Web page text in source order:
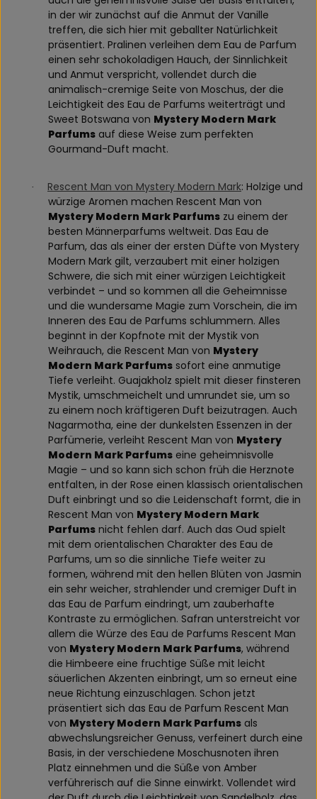
in der wir zunächst auf die Anmut der Vanille
treffen, die sich hier mit geballter Natürlichkeit
präsentiert. Pralinen verleihen dem Eau de Parfum
einen sehr schokoladigen Hauch, der Sinnlichkeit
und Anmut verspricht, vollendet durch die
animalisch-cremige Seite von Moschus, der die
Leichtigkeit des Eau de Parfums weiterträgt und
Sweet Botswana von Mystery Modern Mark
Parfums auf diese Weise zum perfekten
Gourmand-Duft macht.
· Rescent Man von Mystery Modern Mark: Holzige und
würzige Aromen machen Rescent Man von
Mystery Modern Mark Parfums zu einem der
besten Männerparfums weltweit. Das Eau de
Parfum, das als einer der ersten Düfte von Mystery
Modern Mark gilt, verzaubert mit einer holzigen
Schwere, die sich mit einer würzigen Leichtigkeit
verbindet – und so kommen all die Geheimnisse
und die wundersame Magie zum Vorschein, die im
Inneren des Eau de Parfums schlummern. Alles
beginnt in der Kopfnote mit der Mystik von
Weihrauch, die Rescent Man von Mystery
Modern Mark Parfums sofort eine anmutige
Tiefe verleiht. Guajakholz spielt mit dieser finsteren
Mystik, umschmeichelt und umrundet sie, um so
zu einem noch kräftigeren Duft beizutragen. Auch
Nagarmotha, eine der dunkelsten Essenzen in der
Parfümerie, verleiht Rescent Man von Mystery
Modern Mark Parfums eine geheimnisvolle
Magie – und so kann sich schon früh die Herznote
entfalten, in der Rose einen klassisch orientalischen
Duft einbringt und so die Leidenschaft formt, die in
Rescent Man von Mystery Modern Mark
Parfums nicht fehlen darf. Auch das Oud spielt
mit dem orientalischen Charakter des Eau de
Parfums, um so die sinnliche Tiefe weiter zu
formen, während mit den hellen Blüten von Jasmin
ein sehr weicher, strahlender und cremiger Duft in
das Eau de Parfum eindringt, um zauberhafte
Kontraste zu ermöglichen. Safran unterstreicht vor
allem die Würze des Eau de Parfums Rescent Man
von Mystery Modern Mark Parfums, während
die Himbeere eine fruchtige Süße mit leicht
säuerlichen Akzenten einbringt, um so erneut eine
neue Richtung einzuschlagen. Schon jetzt
präsentiert sich das Eau de Parfum Rescent Man
von Mystery Modern Mark Parfums als
abwechslungsreicher Genuss, verfeinert durch eine
Basis, in der verschiedene Moschusnoten ihren
Platz einnehmen und die Süße von Amber
verführerisch auf die Sinne einwirkt. Vollendet wird